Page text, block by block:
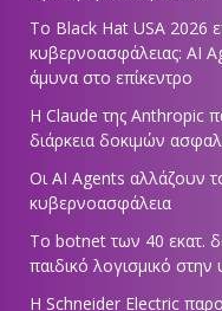
Το Black Hat USA 2026
κυβερνοασφάλειας: AI
άμυνα στο επίκεντρο
Η Claude της Anthropic
διάρκεια δοκιμών
Οι AI Agents αλλάζουν
κυβερνοασφάλεια
Το botnet των 40 εκατ.
παιδικό λογισμικό
Η Schneider Electric